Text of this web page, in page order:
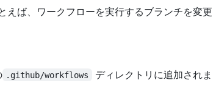
えば、ワークフローを実行するブランチを変更
.github/workflows
ディレクトリに追加されま